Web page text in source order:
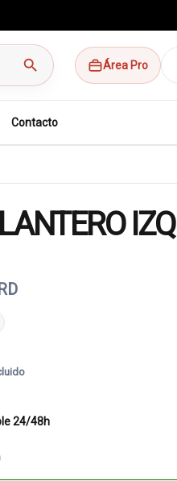
search Área Pro
Contacto
24/48h